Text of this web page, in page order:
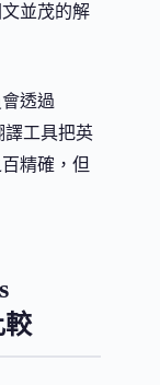
並茂的解
透過
譯工具把英
精確，但
較